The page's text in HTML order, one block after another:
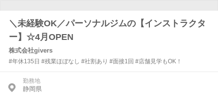
＼未経験OK／パーソナルジムの【インストラクタ
ー】☆4月OPEN
株式会社givers
#年休135日 #残業ほぼなし #社割あり #面接1回 #店舗見学もOK！
勤務地
静岡県